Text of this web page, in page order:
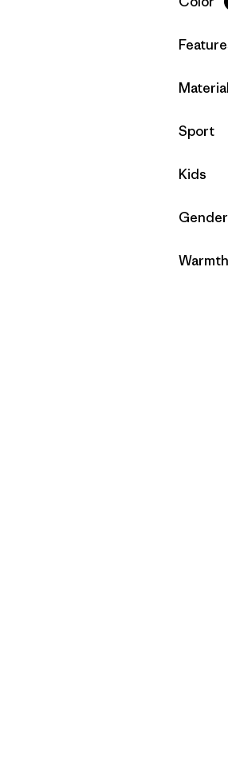
Filtrar
Filtrar
Filtrar
Sport
Filtrar
Kids
Filtrar
Gender
Filtrar